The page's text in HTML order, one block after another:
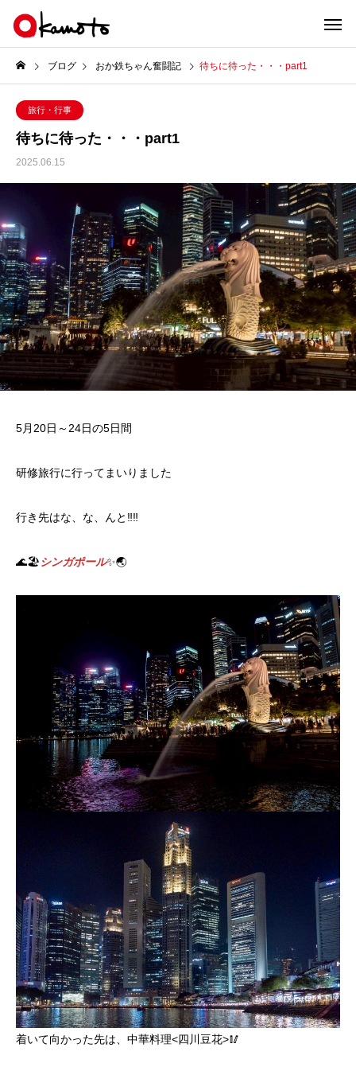
ブログ おか鉄ちゃん奮闘記 待ちに待った・・・part1
旅行・行事
待ちに待った・・・part1
2025.06.15
5月20日～24日の5日間
研修旅行に行ってまいりました
行き先はな、な、んと‼️‼️
🌊🏖️ シンガポール✨🌏
着いて向かった先は、中華料理<四川豆花>🥢